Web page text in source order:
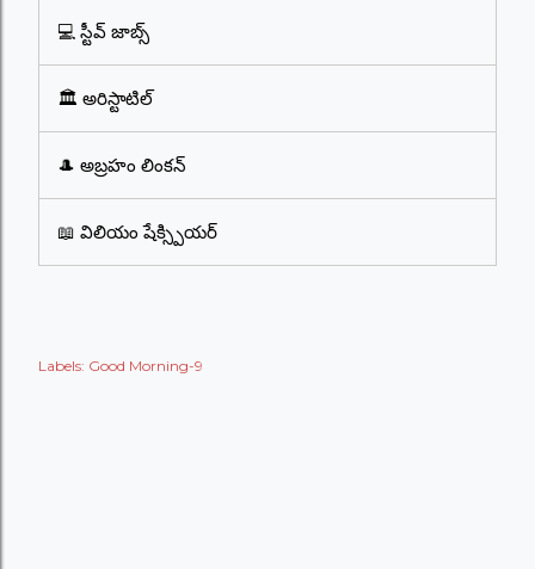
💻 స్టీవ్ జాబ్స్
🏛️ అరిస్టాటిల్
🎩 అబ్రహం లింకన్
📖 విలియం షేక్స్పియర్
Labels: Good Morning-9